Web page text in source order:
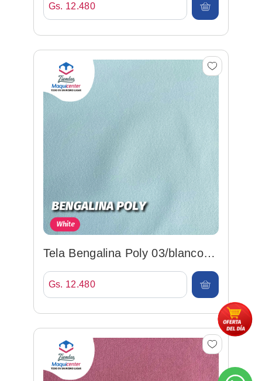
Gs. 12.480
Tela Bengalina Poly 03/blanco
147cm 95%pol/5%spx
Gs. 12.480